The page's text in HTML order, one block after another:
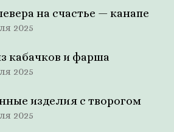
на счастье — канапе
2025
кабачков и фарша
2025
изделия с творогом
2025